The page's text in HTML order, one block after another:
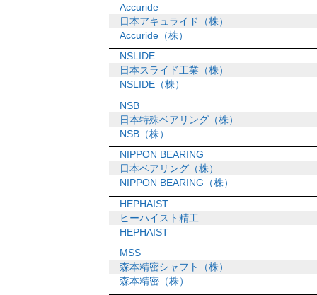
Accuride
日本アキュライド（株）
Accuride（株）
NSLIDE
日本スライド工業（株）
NSLIDE（株）
NSB
日本特殊ベアリング（株）
NSB（株）
NIPPON BEARING
日本ベアリング（株）
NIPPON BEARING（株）
HEPHAIST
ヒーハイスト精工
HEPHAIST
MSS
森本精密シャフト（株）
森本精密（株）